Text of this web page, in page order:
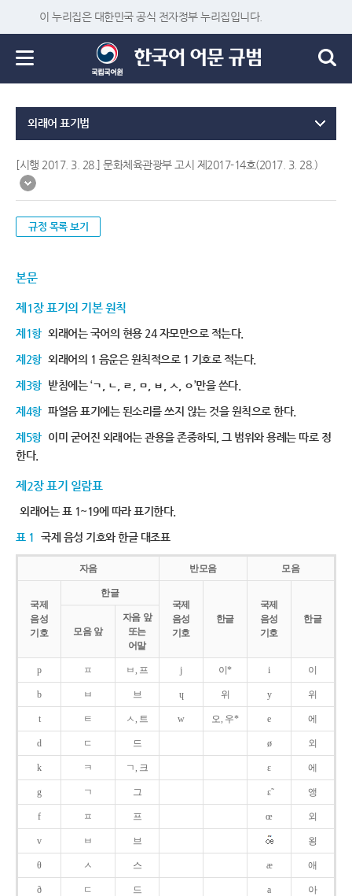
이 누리집은 대한민국 공식 전자정부 누리집입니다.
외래어 표기법
[시행 2017. 3. 28.] 문화체육관광부 고시 제2017-14호(2017. 3. 28.)
규정 목록 보기
본문
제1장 표기의 기본 원칙
제1항 외래어는 국어의 현용 24 자모만으로 적는다.
제2항 외래어의 1 음운은 원칙적으로 1 기호로 적는다.
제3항 받침에는 ‘ㄱ, ㄴ, ㄹ, ㅁ, ㅂ, ㅅ, ㅇ’만을 쓴다.
제4항 파열음 표기에는 된소리를 쓰지 않는 것을 원칙으로 한다.
제5항 이미 굳어진 외래어는 관용을 존중하되, 그 범위와 용례는 따로 정
한다.
제2장 표기 일람표
외래어는 표 1~19에 따라 표기한다.
표 1 국제 음성 기호와 한글 대조표
자음 반모음 모음
국제
음성
기호
한글
국제
음성
기호
한글
국제
음성
기호
한글
모음 앞
자음 앞
또는
어말
p ㅍ ㅂ, 프 j 이* i 이
b ㅂ 브 ɥ 위 y 위
t ㅌ ㅅ, 트 w 오, 우* e 에
d ㄷ 드 ø 외
k ㅋ ㄱ, 크 ɛ 에
g ㄱ 그 ɛ̃ 앵
f ㅍ 프 œ 외
v ㅂ 브 욍
θ ㅅ 스 æ 애
ð ㄷ 드 a 아